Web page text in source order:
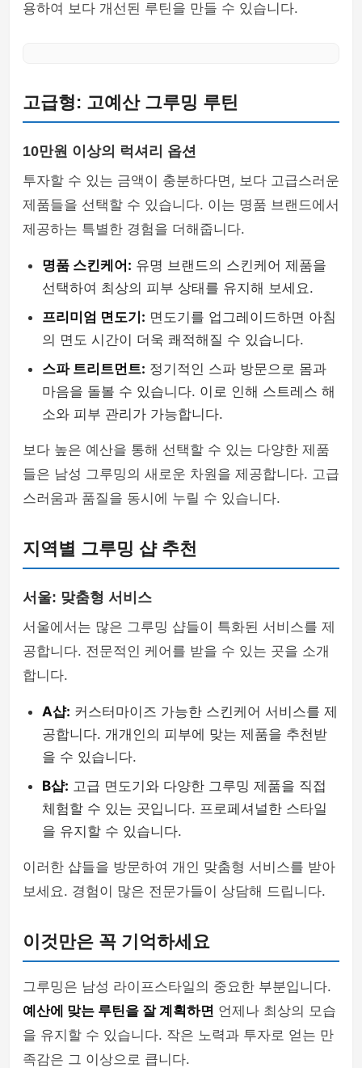
용하여 보다 개선된 루틴을 만들 수 있습니다.
고급형: 고예산 그루밍 루틴
10만원 이상의 럭셔리 옵션
투자할 수 있는 금액이 충분하다면, 보다 고급스러운
제품들을 선택할 수 있습니다. 이는 명품 브랜드에서
제공하는 특별한 경험을 더해줍니다.
명품 스킨케어: 유명 브랜드의 스킨케어 제품을
선택하여 최상의 피부 상태를 유지해 보세요.
프리미엄 면도기: 면도기를 업그레이드하면 아침
의 면도 시간이 더욱 쾌적해질 수 있습니다.
스파 트리트먼트: 정기적인 스파 방문으로 몸과
마음을 돌볼 수 있습니다. 이로 인해 스트레스 해
소와 피부 관리가 가능합니다.
보다 높은 예산을 통해 선택할 수 있는 다양한 제품
들은 남성 그루밍의 새로운 차원을 제공합니다. 고급
스러움과 품질을 동시에 누릴 수 있습니다.
지역별 그루밍 샵 추천
서울: 맞춤형 서비스
서울에서는 많은 그루밍 샵들이 특화된 서비스를 제
공합니다. 전문적인 케어를 받을 수 있는 곳을 소개
합니다.
A샵: 커스터마이즈 가능한 스킨케어 서비스를 제
공합니다. 개개인의 피부에 맞는 제품을 추천받
을 수 있습니다.
B샵: 고급 면도기와 다양한 그루밍 제품을 직접
체험할 수 있는 곳입니다. 프로페셔널한 스타일
을 유지할 수 있습니다.
이러한 샵들을 방문하여 개인 맞춤형 서비스를 받아
보세요. 경험이 많은 전문가들이 상담해 드립니다.
이것만은 꼭 기억하세요
그루밍은 남성 라이프스타일의 중요한 부분입니다.
예산에 맞는 루틴을 잘 계획하면 언제나 최상의 모습
을 유지할 수 있습니다. 작은 노력과 투자로 얻는 만
족감은 그 이상으로 큽니다.